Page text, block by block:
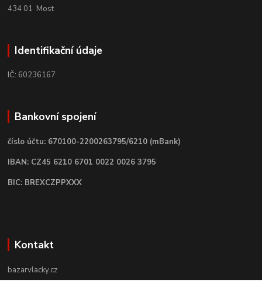
434 01 Most
Identifikační údaje
IČ: 60236167
Bankovní spojení
číslo účtu: 670100-2200263795/6210 (mBank)
IBAN: CZ45 6210 6701 0022 0026 3795
BIC: BREXCZPPXXX
Kontakt
bazarvlacky.cz